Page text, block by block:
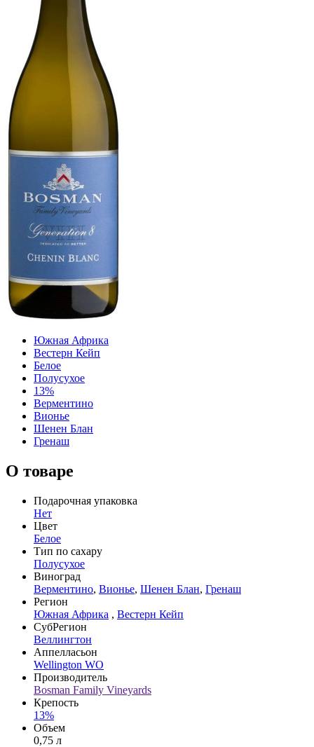
Южная Африка
Вестерн Кейп
Белое
Полусухое
13%
Верментино
Вионье
Шенен Блан
Гренаш
О товаре
Подарочная упаковка
Нет
Цвет
Белое
Тип по сахару
Полусухое
Виноград
Верментино, Вионье, Шенен Блан, Гренаш
Регион
Южная Африка , Вестерн Кейп
СубРегион
Веллингтон
Аппелласьон
Wellington WO
Производитель
Bosman Family Vineyards
Крепость
13%
Объем
0,75 л